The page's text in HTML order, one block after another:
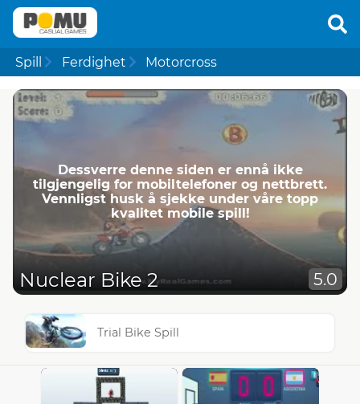
Spill Ferdighet Motorcross
Dessverre denne siden er ennå ikke
tilgjengelig for mobiltelefoner og nettbrett.
Vennligst husk å sjekke under våre topp
kvalitet mobile spill!
Nuclear Bike 2 5.0
Trial Bike Spill